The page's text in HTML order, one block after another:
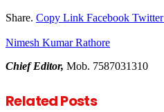
Share. Copy Link Facebook Twitter
Nimesh Kumar Rathore
Chief Editor, Mob. 7587031310
RelatedPosts